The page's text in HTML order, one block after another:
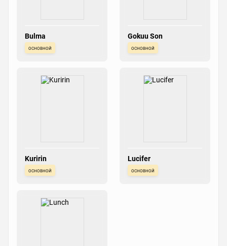
Bulma
основной
Gokuu Son
основной
Kuririn
основной
Lucifer
основной